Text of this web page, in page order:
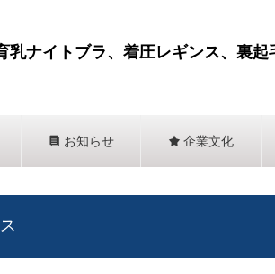
乳ナイトブラ、着圧レギンス、裏
뀴 お知らせ 끄 企業文化